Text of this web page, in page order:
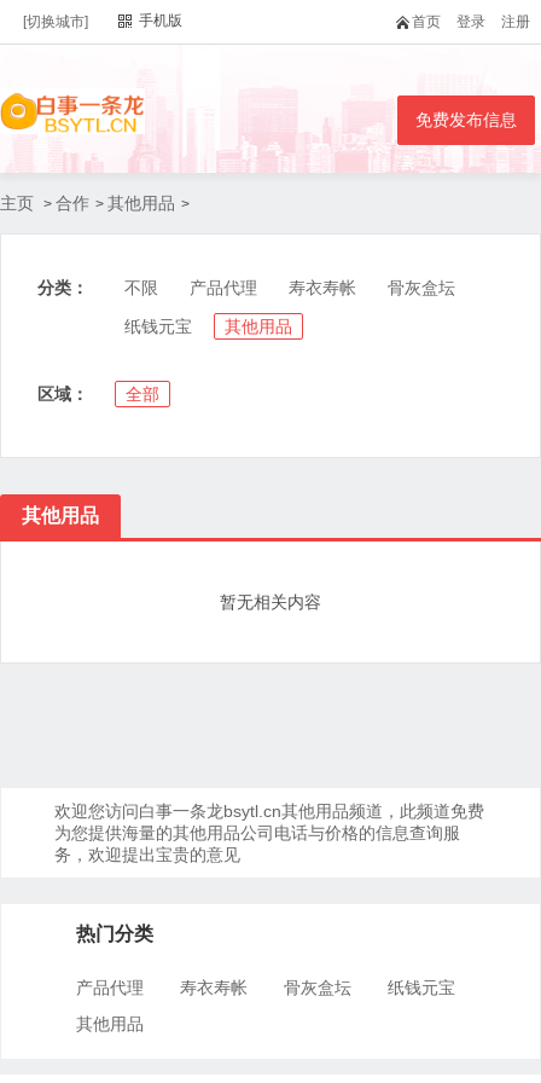
[切换城市] 手机版 首页 登录 注册
免费发布信息
主页 > 合作 > 其他用品 >
分类： 不限 产品代理 寿衣寿帐
骨灰盒坛
纸钱元宝
其他用品
区域： 全部
其他用品
暂无相关内容
欢迎您访问白事一条龙bsytl.cn其他用品频道，此频道免费
为您提供海量的其他用品公司电话与价格的信息查询服
务，欢迎提出宝贵的意见
热门分类
产品代理 寿衣寿帐 骨灰盒坛
纸钱元宝
其他用品